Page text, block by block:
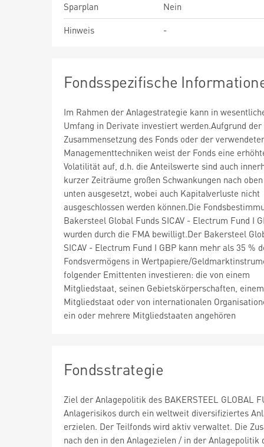
Sparplan
Nein
Hinweis
-
Fondsspezifische
Im Rahmen der Anlagestrategie kann in
Umfang in Derivate investiert werden.Aufgrund der
Zusammensetzung des Fonds oder der
Managementtechniken weist der Fonds eine
Volatilität auf, d.h. die Anteilswerte sind auch
kurzer Zeiträume großen Schwankungen nach
unten ausgesetzt, wobei auch Kapitalverluste nicht
ausgeschlossen werden können.Die
Bakersteel Global Funds SICAV - Electrum Fund I
wurden durch die FMA bewilligt.Der Bakersteel
SICAV - Electrum Fund I GBP kann mehr als 35 %
Fondsvermögens in Wertpapiere/
folgender Emittenten investieren: die von einem
Mitgliedstaat, seinen Gebietskörperschaften,
Mitgliedstaat oder von internationalen
ein oder mehrere Mitgliedstaaten angehören
Fondsstrategie
Ziel der Anlagepolitik des BAKERSTEEL GLOBAL
Anlagerisikos durch ein weltweit diversifiziertes
erzielen. Der Teilfonds wird aktiv verwaltet. Die
nach den in den Anlagezielen / in der